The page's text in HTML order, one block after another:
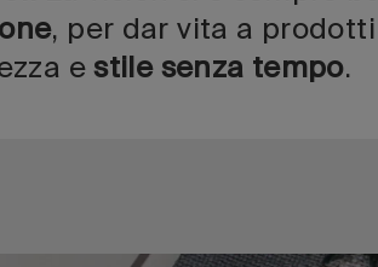
, per dar vita a
estile senza tempo.